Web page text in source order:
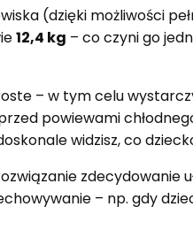
(dzięki możliwości
12,4 kg – co czyni go
– w tym celu
powiewami
widzisz, co
zdecydowanie
– np. gdy